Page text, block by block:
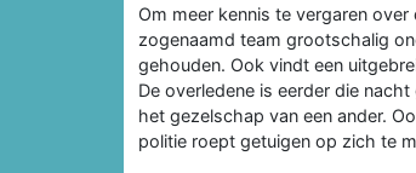
Om meer kennis te vergaren
zogenaamd team grootschalig
gehouden. Ook vindt een
De overledene is eerder die
het gezelschap van een ander.
politie roept getuigen op zich te